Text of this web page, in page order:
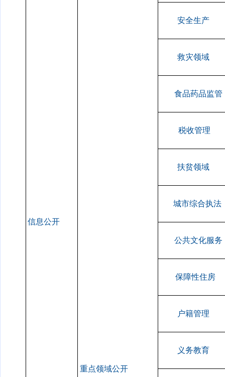
信息公开
重点领域公开
安全生产
救灾领域
食品药品监管
税收管理
扶贫领域
城市综合执法
公共文化服务
保障性住房
户籍管理
义务教育